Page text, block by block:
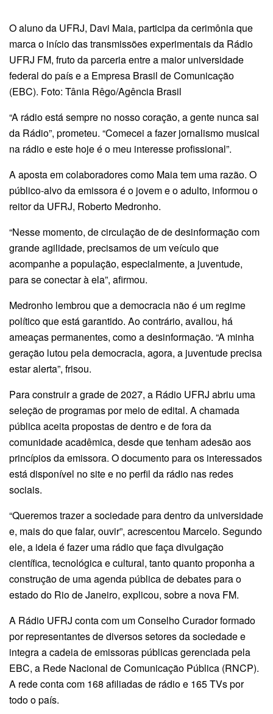
O aluno da UFRJ, Davi Maia, participa da cerimônia que
marca o início das transmissões experimentais da Rádio
UFRJ FM, fruto da parceria entre a maior universidade
federal do país e a Empresa Brasil de Comunicação
(EBC). Foto: Tânia Rêgo/Agência Brasil
“A rádio está sempre no nosso coração, a gente nunca sai
da Rádio”, prometeu. “Comecei a fazer jornalismo musical
na rádio e este hoje é o meu interesse profissional”.
A aposta em colaboradores como Maia tem uma razão. O
público-alvo da emissora é o jovem e o adulto, informou o
reitor da UFRJ, Roberto Medronho.
“Nesse momento, de circulação de de desinformação com
grande agilidade, precisamos de um veículo que
acompanhe a população, especialmente, a juventude,
para se conectar à ela”, afirmou.
Medronho lembrou que a democracia não é um regime
político que está garantido. Ao contrário, avaliou, há
ameaças permanentes, como a desinformação. “A minha
geração lutou pela democracia, agora, a juventude precisa
estar alerta”, frisou.
Para construir a grade de 2027, a Rádio UFRJ abriu uma
seleção de programas por meio de edital. A chamada
pública aceita propostas de dentro e de fora da
comunidade acadêmica, desde que tenham adesão aos
princípios da emissora. O documento para os interessados
está disponível no site e no perfil da rádio nas redes
sociais.
“Queremos trazer a sociedade para dentro da universidade
e, mais do que falar, ouvir”, acrescentou Marcelo. Segundo
ele, a ideia é fazer uma rádio que faça divulgação
científica, tecnológica e cultural, tanto quanto proponha a
construção de uma agenda pública de debates para o
estado do Rio de Janeiro, explicou, sobre a nova FM.
A Rádio UFRJ conta com um Conselho Curador formado
por representantes de diversos setores da sociedade e
integra a cadeia de emissoras públicas gerenciada pela
EBC, a Rede Nacional de Comunicação Pública (RNCP).
A rede conta com 168 afiliadas de rádio e 165 TVs por
todo o país.